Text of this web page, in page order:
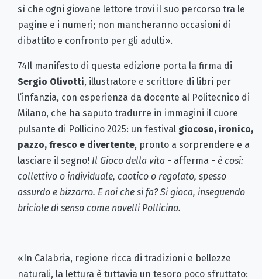
sì che ogni giovane lettore trovi il suo percorso tra le
pagine e i numeri; non mancheranno occasioni di
dibattito e confronto per gli adulti».
74Il manifesto di questa edizione porta la firma di
Sergio Olivotti, illustratore e scrittore di libri per
l’infanzia, con esperienza da docente al Politecnico di
Milano, che ha saputo tradurre in immagini il cuore
pulsante di Pollicino 2025: un festival giocoso, ironico,
pazzo, fresco e divertente, pronto a sorprendere e a
lasciare il segno! Il Gioco della vita - afferma - è così:
collettivo o individuale, caotico o regolato, spesso
assurdo e bizzarro. E noi che si fa? Si gioca, inseguendo
briciole di senso come novelli Pollicino.
«In Calabria, regione ricca di tradizioni e bellezze
naturali, la lettura è tuttavia un tesoro poco sfruttato: